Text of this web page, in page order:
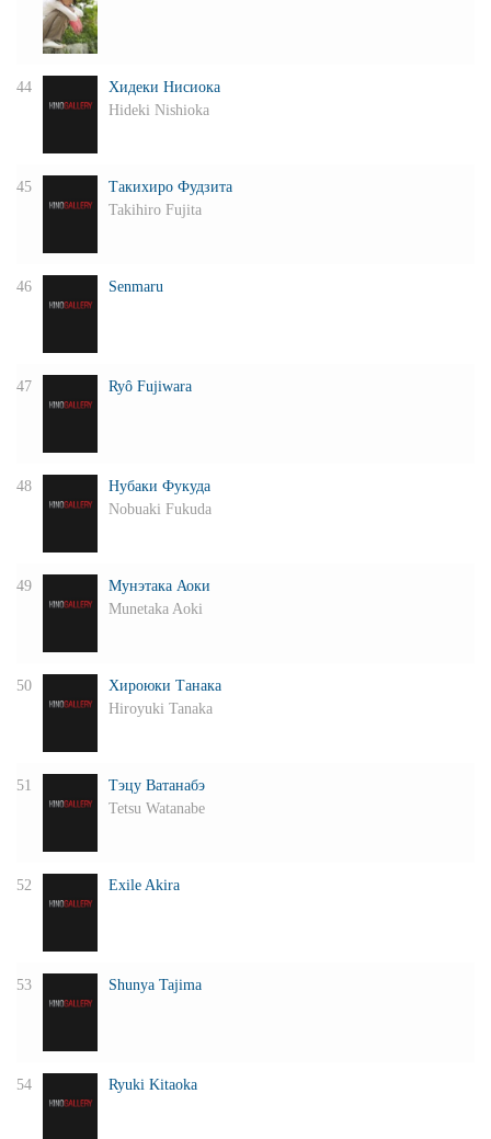
44
Хидеки Нисиока
Hideki Nishioka
45
Такихиро Фудзита
Takihiro Fujita
46 Senmaru
47 Ryô Fujiwara
48
Нубаки Фукуда
Nobuaki Fukuda
49
Мунэтака Аоки
Munetaka Aoki
50
Хироюки Танака
Hiroyuki Tanaka
51
Тэцу Ватанабэ
Tetsu Watanabe
52 Exile Akira
53 Shunya Tajima
54 Ryuki Kitaoka